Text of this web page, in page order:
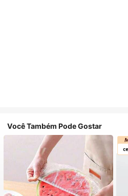
Você Também Pode Gostar